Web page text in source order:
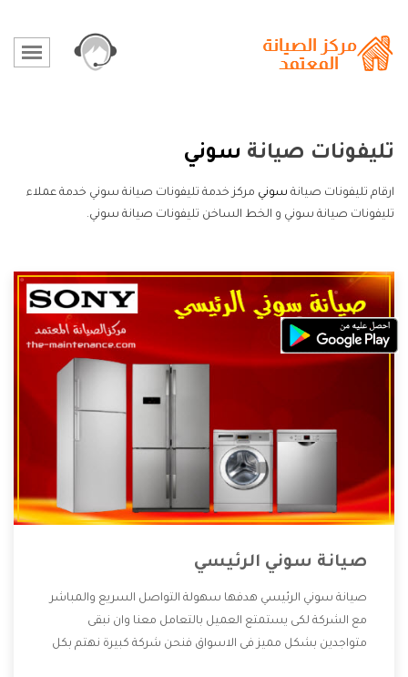
تليفونات صيانة سوني
ارقام تليفونات صيانة سوني مركز خدمة تليفونات صيانة سوني خدمة عملاء
تليفونات صيانة سوني و الخط الساخن تليفونات صيانة سوني.
صيانة سوني الرئيسي
صيانة سوني الرئيسي هدفها سهولة التواصل السريع والمباشر
مع الشركة لكى يستمتع العميل بالتعامل معنا وان نبقى
متواجدين بشكل مميز فى الاسواق فنحن شركة كبيرة نهتم بكل